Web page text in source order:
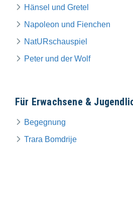
Hänsel und Gretel
Napoleon und Fienchen
NatURschauspiel
Peter und der Wolf
Für Erwachsene &
Begegnung
Trara Bomdrije